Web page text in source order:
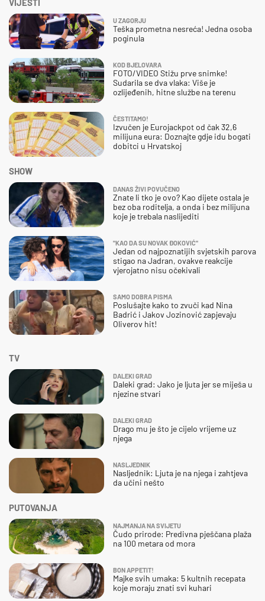
VIJESTI
U ZAGORJU
Teška prometna nesreća! Jedna osoba
poginula
KOD BJELOVARA
FOTO/VIDEO Stižu prve snimke!
Sudarila se dva vlaka: Više je
ozlijeđenih, hitne službe na terenu
ČESTITAMO!
Izvučen je Eurojackpot od čak 32,6
milijuna eura: Doznajte gdje idu bogati
dobitci u Hrvatskoj
SHOW
DANAS ŽIVI POVUČENO
Znate li tko je ovo? Kao dijete ostala je
bez oba roditelja, a onda i bez milijuna
koje je trebala naslijediti
"KAO DA SU NOVAK ĐOKOVIĆ"
Jedan od najpoznatijih svjetskih parova
stigao na Jadran, ovakve reakcije
vjerojatno nisu očekivali
SAMO DOBRA PISMA
Poslušajte kako to zvuči kad Nina
Badrić i Jakov Jozinović zapjevaju
Oliverov hit!
TV
DALEKI GRAD
Daleki grad: Jako je ljuta jer se miješa u
njezine stvari
DALEKI GRAD
Drago mu je što je cijelo vrijeme uz
njega
NASLJEDNIK
Nasljednik: Ljuta je na njega i zahtjeva
da učini nešto
PUTOVANJA
NAJMANJA NA SVIJETU
Čudo prirode: Predivna pješčana plaža
na 100 metara od mora
BON APPETIT!
Majke svih umaka: 5 kultnih recepata
koje moraju znati svi kuhari